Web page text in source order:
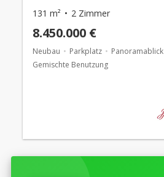
131 m² 2 Zimmer
8.450.000 €
Neubau Parkplatz Panoramablick
Gemischte Benutzung